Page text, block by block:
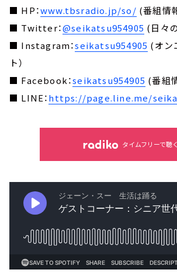
■ HP：www.tbsradio.jp/so/ (番組情
■ Twitter：@seikatsu954905 (日々
■ Instagram：seikatsu954905 (オン
ト）
■ Facebook：seikatsu954905 (番組
■ LINE：https://page.line.me/
タイムフリーで聴く